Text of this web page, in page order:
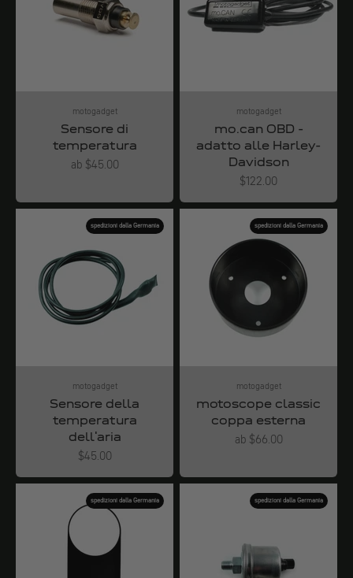
motogadget
Sensore di
temperatura
Angebot
ab $45.00
motogadget
mo.can OBD -
adatto alle Harley-
Davidson
Angebot
$122.00
spedizioni dalla Germania
motogadget
Sensore della
temperatura
dell'aria
Angebot
$45.00
spedizioni dalla Germania
motogadget
motoscope classic
coppa esterna
Angebot
ab $66.00
spedizioni dalla Germania spedizioni dalla Germania